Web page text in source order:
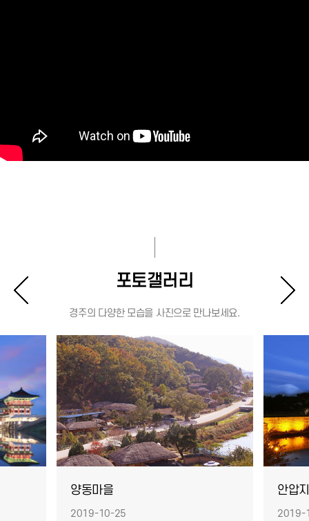
포토갤러리
경주의 다양한 모습을 사진으로 만나보세요.
양동마을
2019-10-25
안압지
2019-